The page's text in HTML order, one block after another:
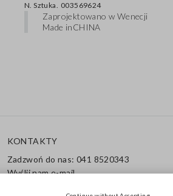
N. Sztuka. 003569624
Zaprojektowano w Wenecji
Made inCHINA
KONTAKTY
Zadzwoń do nas: 041 8520343
Wyślij nam e-mail